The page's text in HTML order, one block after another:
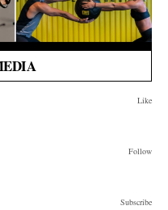
Like
Follow
Subscribe